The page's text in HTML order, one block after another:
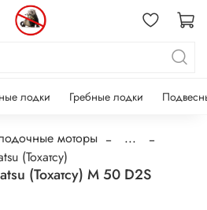
лодки Гребные лодки
моторы
...
(Тохатсу)
(Тохатсу) M 50 D2S